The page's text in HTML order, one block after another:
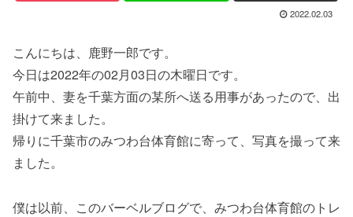
2022.02.03
こんにちは、鹿野一郎です。
今日は2022年の02月03日の木曜日です。
午前中、妻を千葉方面の某所へ送る用事があったので、出
掛けて来ました。
帰りに千葉市のみつわ台体育館に寄って、写真を撮って来
ました。
僕は以前、このバーベルブログで、みつわ台体育館のトレ